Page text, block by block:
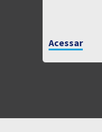
Acessar